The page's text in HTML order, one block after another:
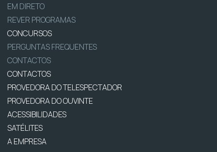
EM DIRETO
REVER PROGRAMAS
CONCURSOS
PERGUNTAS FREQUENTES
CONTACTOS
CONTACTOS
PROVEDORA DO TELESPECTADOR
PROVEDORA DO OUVINTE
ACESSIBILIDADES
SATÉLITES
A EMPRESA